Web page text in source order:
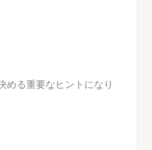
める重要なヒントになり